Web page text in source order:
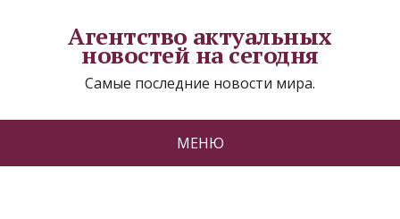
Агентство актуальных
новостей на сегодня
Самые последние новости мира.
МЕНЮ